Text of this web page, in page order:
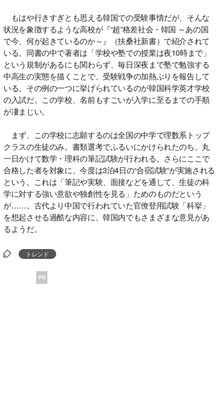
もはや行きすぎとも思える韓国での受験事情だが、そんな
状況を象徴するような高校が『“超”格差社会・韓国 ～あの国
で今、何が起きているのか～』（扶桑社新書）で紹介されて
いる。同書の中で著者は「学校や塾での授業は夜10時まで」
という規制があるにも関わらず、毎日深夜まで塾で勉強する
中高生の実態を描くことで、受験戦争の加熱ぶりを報告して
いる。その例の一つに挙げられているのが韓国科学英才学校
の入試だ。この学校、名前もすごいが入学に至るまでの手順
が凄まじい。
まず、この学校に志願するのは全国の中学で理数系トップ
クラスの生徒のみ。書類選考でふるいにかけられたのち、丸
一日かけて数学・理科の筆記試験が行われる。さらにここで
合格した者を対象に、今度は3泊4日の“合宿試験”が実施される
という。これは「筆記や実験、面接などを通して、生徒の科
学に対する強い意欲や独創性を見る」ためのものだという
が……。古代より中国で行われていた官僚登用試験「科挙」
を想起させる過酷な内容に、韓国内でもさまざまな意見があ
るようだ。
トレンド
PR